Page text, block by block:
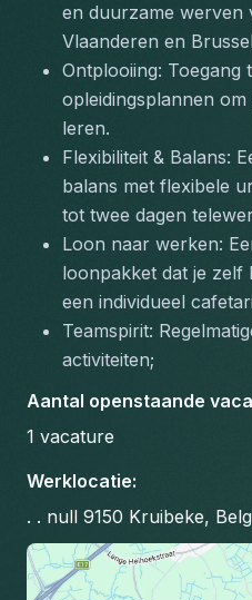
en duurzame werven
Vlaanderen en
Ontplooiing: Toegang
opleidingsplannen
leren.
Flexibiliteit & Balans:
balans met flexibele
tot twee dagen
Loon naar werken:
loonpakket dat je zelf
een individueel
Teamspirit:
activiteiten;
Aantal openstaande
1 vacature
Werklocatie:
. . null 9150 Kruibeke,